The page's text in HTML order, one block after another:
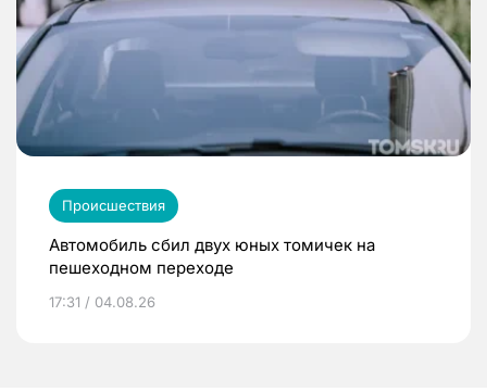
Происшествия
Автомобиль сбил двух юных томичек на
пешеходном переходе
17:31 / 04.08.26